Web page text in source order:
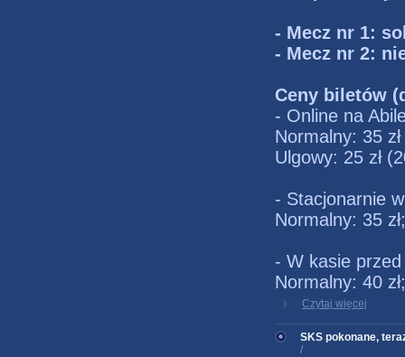
- Mecz nr 1:
- Mecz nr 2:
Ceny biletów
- Online na
Normalny: 35
Ulgowy: 25 zł
- Stacjonarnie
Normalny: 35
- W kasie
Normalny: 40
Czytaj więcej
SKS pokonane,
/